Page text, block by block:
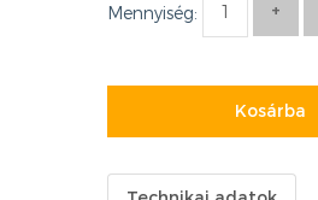
Mennyiség:
Kosárba